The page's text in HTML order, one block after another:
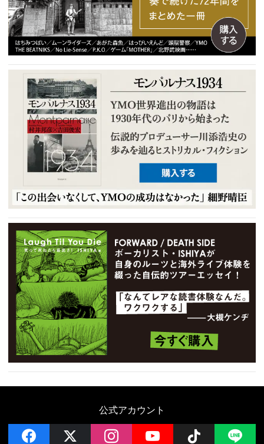
公式アカウント
facebook instagramYouTube Follow